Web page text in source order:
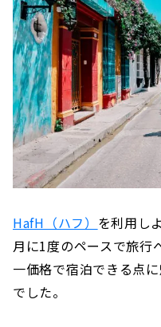
HafH（ハフ） を利用し
月に1度のペースで旅行
一価格で宿泊できる点
でした。